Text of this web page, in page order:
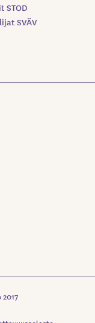
STOD
SVÄV